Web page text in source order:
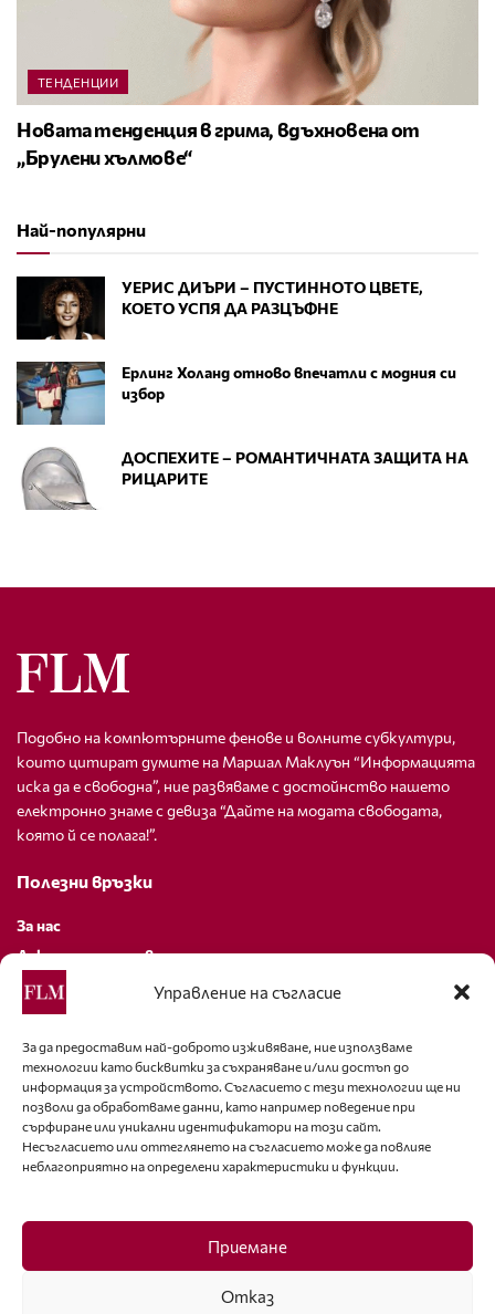
Управление на съгласие
За да предоставим най-доброто изживяване, ние използваме
технологии като бисквитки за съхраняване и/или достъп до
информация за устройството. Съгласието с тези технологии ще ни
позволи да обработваме данни, като например поведение при
сърфиране или уникални идентификатори на този сайт.
Несъгласието или оттеглянето на съгласието може да повлияе
неблагоприятно на определени характеристики и функции.
Приемане
Отказ
ТЕНДЕНЦИИ
Новата тенденция в грима, вдъхновена от
„Брулени хълмове“
Най-популярни
УЕРИС ДИЪРИ – ПУСТИННОТО ЦВЕТЕ,
КОЕТО УСПЯ ДА РАЗЦЪФНЕ
Ерлинг Холанд отново впечатли с модния си
избор
ДОСПЕХИТЕ – РОМАНТИЧНАТА ЗАЩИТА НА
РИЦАРИТЕ
Подобно на компютърните фенове и волните субкултури,
които цитират думите на Маршал Маклуън “Информацията
иска да е свободна”, ние развяваме с достойнство нашето
електронно знаме с девиза “Дайте на модата свободата,
която й се полага!”.
Полезни връзки
За нас
Декларация за поверителност
Политика за бисквитки
За контакти
editor@fashion-lifestyle.net
+359 88 227 33 47
Последвайте ни
Facebook